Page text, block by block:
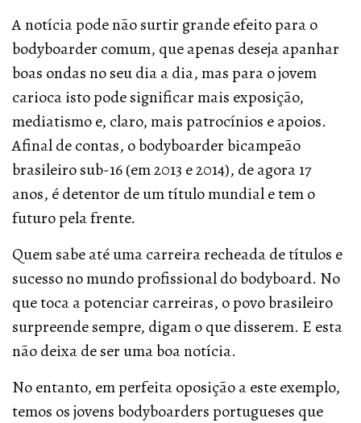
A notícia pode não surtir grande efeito para o
bodyboarder comum, que apenas deseja apanhar
boas ondas no seu dia a dia, mas para o jovem
carioca isto pode significar mais exposição,
mediatismo e, claro, mais patrocínios e apoios.
Afinal de contas, o bodyboarder bicampeão
brasileiro sub-16 (em 2013 e 2014), de agora 17
anos, é detentor de um título mundial e tem o
futuro pela frente.
Quem sabe até uma carreira recheada de títulos e
sucesso no mundo profissional do bodyboard. No
que toca a potenciar carreiras, o povo brasileiro
surpreende sempre, digam o que disserem. E esta
não deixa de ser uma boa notícia.
No entanto, em perfeita oposição a este exemplo,
temos os jovens bodyboarders portugueses que